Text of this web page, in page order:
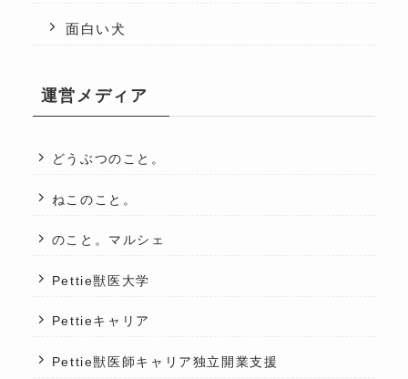
面白い犬
運営メディア
どうぶつのこと。
ねこのこと。
のこと。マルシェ
Pettie獣医大学
Pettieキャリア
Pettie獣医師キャリア独立開業支援